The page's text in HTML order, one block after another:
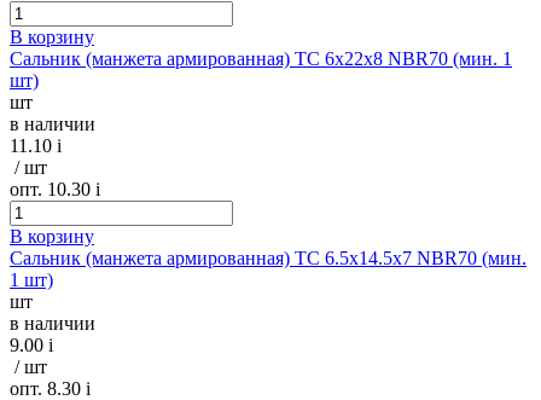
В корзину
Сальник (манжета армированная) TC 6х22х8 NBR70 (мин. 1
шт)
шт
в наличии
11.10 i
/ шт
опт. 10.30 i
В корзину
Сальник (манжета армированная) TC 6.5х14.5х7 NBR70 (мин.
1 шт)
шт
в наличии
9.00 i
/ шт
опт. 8.30 i